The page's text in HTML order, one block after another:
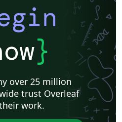
}
over 25 million
trust Overleaf
work.